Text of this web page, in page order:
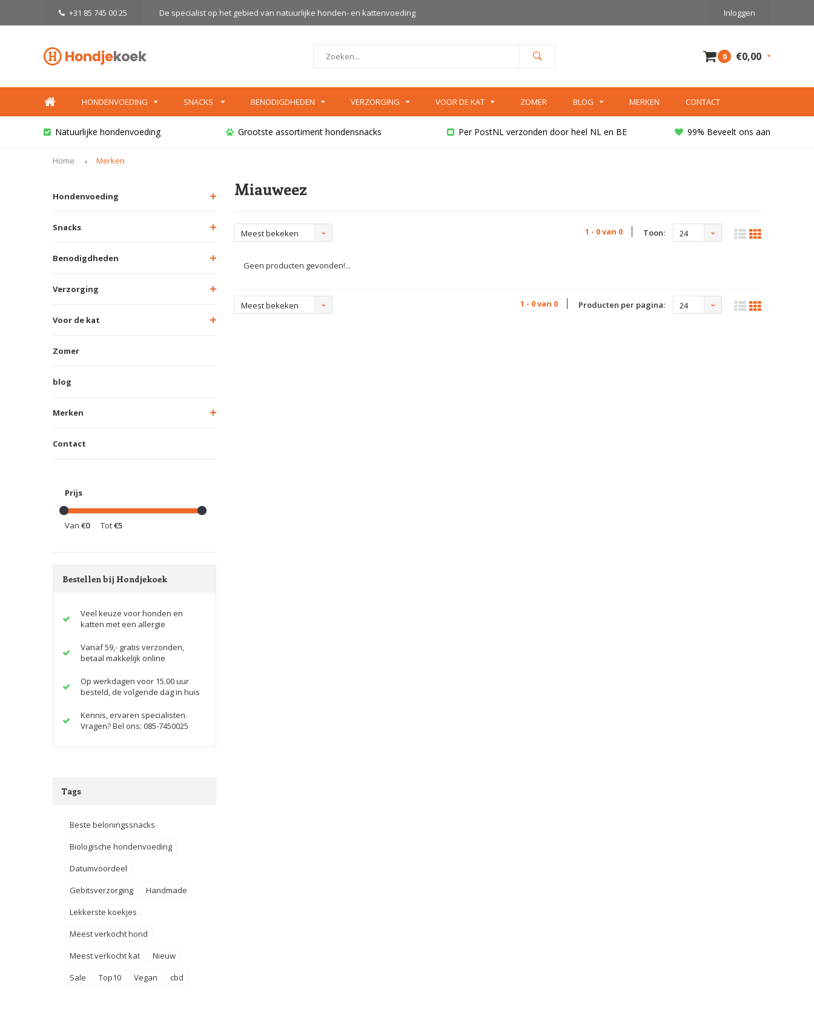
+31 85 745 00 25 De specialist op het gebied van natuurlijke honden- en kattenvoeding Inloggen
0 €0,00
HONDENVOEDING SNACKS BENODIGDHEDEN VERZORGING VOOR DE KAT ZOMER BLOG MERKEN CONTACT
Natuurlijke hondenvoeding Grootste assortiment hondensnacks Per PostNL verzonden door heel NL en BE 99% Beveelt ons aan
Home Merken
Hondenvoeding
Snacks
Benodigdheden
Verzorging
Voor de kat
Zomer
blog
Merken
Contact
Prijs
Van €0 Tot€5
Bestellen bij Hondjekoek
Veel keuze voor honden en
katten met een allergie
Vanaf 59,- gratis verzonden,
betaal makkelijk online
Op werkdagen voor 15.00 uur
besteld, de volgende dag in huis
Kennis, ervaren specialisten.
Vragen? Bel ons: 085-7450025
Tags
Beste beloningssnacks
Biologische hondenvoeding
Datumvoordeel
Gebitsverzorging
Handmade
Lekkerste koekjes
Meest verkocht hond
Meest verkocht kat
Nieuw
Sale
Top10 Vegan cbd
Miauweez
Meest bekeken 1 - 0 van 0 Toon: 24
Geen producten gevonden!...
Meest bekeken 1 - 0 van 0 Producten per pagina: 24